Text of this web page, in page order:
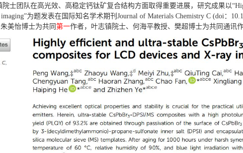
团队在高光效、高稳定钙钛矿复合结构方面取得重要进展，研究成果以
imaging”为题发表在国际知名学术期刊Journal of Materials Chemistry C (doi：
美怡博士为共同第一作者，叶志镇院士、何海平教授、樊超博士为共同通讯作